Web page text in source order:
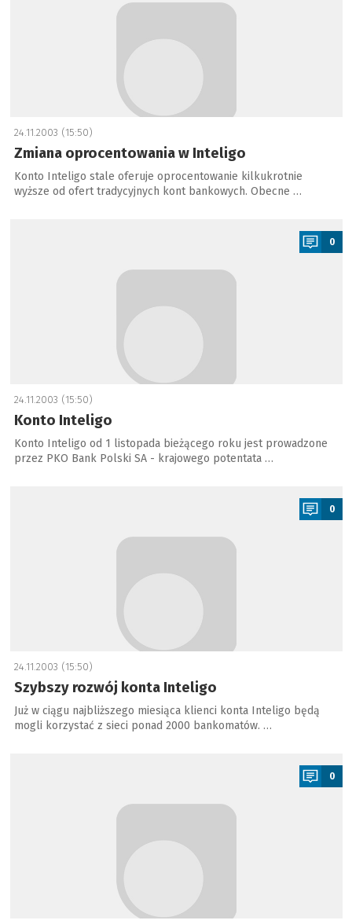
24.11.2003 (15:50)
Zmiana oprocentowania w Inteligo
Konto Inteligo stale oferuje oprocentowanie kilkukrotnie
wyższe od ofert tradycyjnych kont bankowych. Obecne …
0
24.11.2003 (15:50)
Konto Inteligo
Konto Inteligo od 1 listopada bieżącego roku jest prowadzone
przez PKO Bank Polski SA - krajowego potentata …
0
24.11.2003 (15:50)
Szybszy rozwój konta Inteligo
Już w ciągu najbliższego miesiąca klienci konta Inteligo będą
mogli korzystać z sieci ponad 2000 bankomatów. …
0